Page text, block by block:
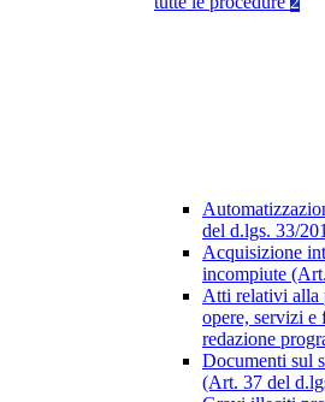
del d.lgs. 33/
Acquisizione
incompiute
Atti relativi alla
opere, servizi e
redazione
Documenti sul
(Art. 37 del